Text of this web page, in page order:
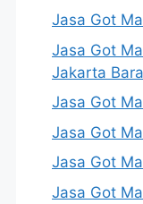
Jasa Got
Jasa Got
Jakarta
Jasa Got
Jasa Got
Jasa Got
Jasa Got